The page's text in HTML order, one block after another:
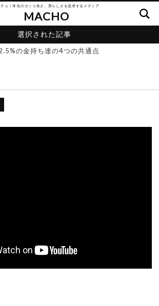
チョ！本当のカッコ良さ、男らしさを追求するメディア
MACHO
選択された記事
の金持ち達の4つの共通点